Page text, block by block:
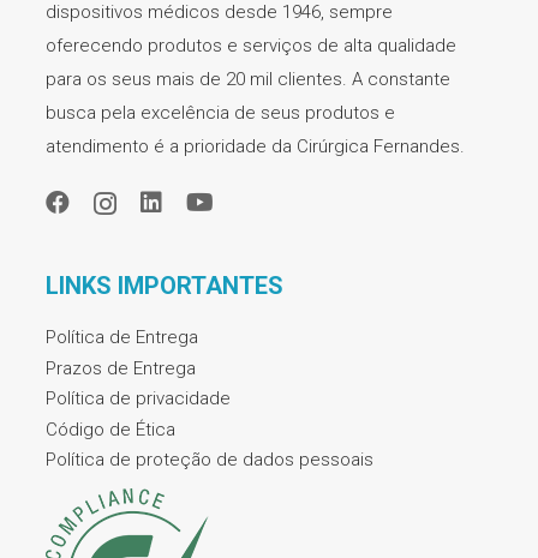
dispositivos médicos desde 1946, sempre
oferecendo produtos e serviços de alta qualidade
para os seus mais de 20 mil clientes. A constante
busca pela excelência de seus produtos e
atendimento é a prioridade da Cirúrgica Fernandes.
LINKS IMPORTANTES
Política de Entrega
Prazos de Entrega
Política de privacidade
Código de Ética
Política de proteção de dados pessoais